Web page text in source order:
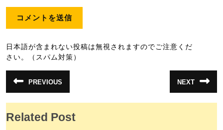
日本語が含まれない投稿は無視されますのでご注意くだ
さい。（スパム対策）
投
稿
ナ
ビ
PREVIOUS
の
投
NEXT
の
投
Related Post